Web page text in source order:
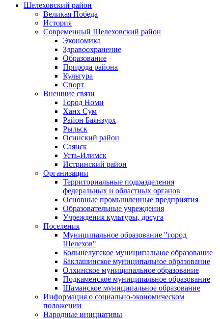
Шелеховский район
Великая Победа
История
Современный Шелеховский район
Экономика
Здравоохранение
Образование
Природа района
Культура
Спорт
Внешние связи
Город Номи
Ханх Сум
Район Баянзурх
Рыльск
Осинский район
Саянск
Усть-Илимск
Истринский район
Организации
Территориальные подразделения
федеральных и областных органов
Основные промышленные предприятия
Образовательные учреждения
Учреждения культуры, досуга
Поселения
Муниципальное образование "город
Шелехов"
Большелугское муниципальное образование
Баклашинское муниципальное образование
Олхинское муниципальное образование
Подкаменское муниципальное образование
Шаманское муниципальное образование
Информация о социально-экономическом
положении
Народные инициативы